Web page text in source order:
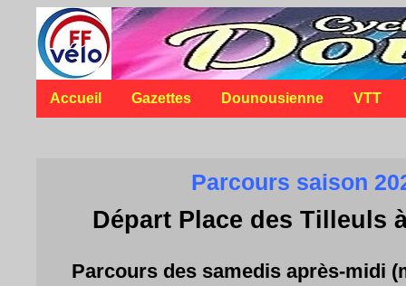
Accueil Gazettes Dounousienne VTT
Parcours saison
Départ Place des Tilleuls
Parcours des samedis après-midi